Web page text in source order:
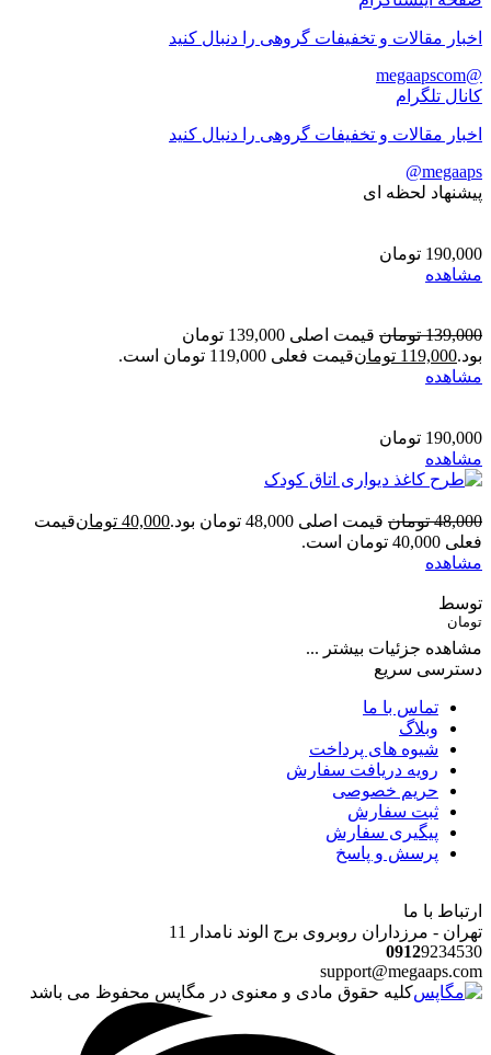
اخبار مقالات و تخفیفات گروهی را دنبال کنید
@megaapscom
کانال تلگرام
اخبار مقالات و تخفیفات گروهی را دنبال کنید
megaaps@
پیشنهاد لحظه ای
190,000 تومان
مشاهده
139,000 تومان
قیمت اصلی 139,000 تومان
بود.119,000 تومانقیمت فعلی 119,000 تومان است.
مشاهده
190,000 تومان
مشاهده
48,000 تومان قیمت اصلی 48,000 تومان بود. 40,000 تومانقیمت
فعلی 40,000 تومان است.
مشاهده
توسط
تومان
مشاهده جزئیات بیشتر ...
دسترسی سریع
تماس با ما
وبلاگ
شیوه های پرداخت
رویه دریافت سفارش
حریم خصوصی
ثبت سفارش
پیگیری سفارش
پرسش و پاسخ
ارتباط با ما
تهران - مرزداران روبروی برج الوند نامدار 11
09129234530
support@megaaps.com
کلیه حقوق مادی و معنوی در مگاپس محفوظ می باشد